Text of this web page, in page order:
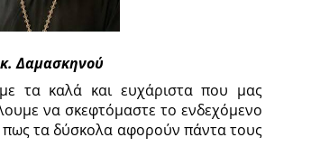
Δαμασκηνού
τα καλά και ευχάριστα που μας
να σκεφτόμαστε το ενδεχόμενο
τα δύσκολα αφορούν πάντα τους